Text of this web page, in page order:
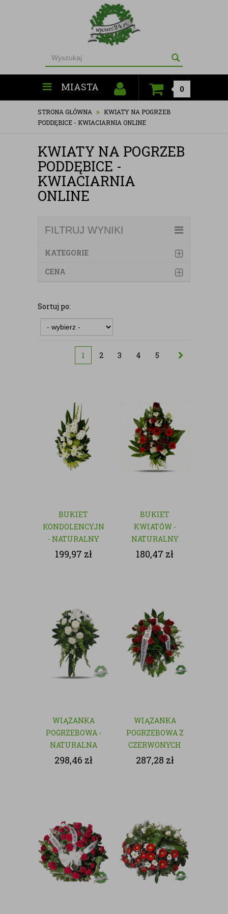
MIASTA 0
STRONA GŁÓWNA
KWIATY NA POGRZEB
PODDĘBICE - KWIACIARNIA ONLINE
KWIATY NA POGRZEB
PODDĘBICE -
KWIACIARNIA
ONLINE
FILTRUJ WYNIKI
KATEGORIE
CENA
Sortuj po:
1 2 3 4 5
BUKIET
KONDOLENCYJNY
- NATURALNY
199,97 zł
BUKIET
KWIATÓW -
NATURALNY
180,47 zł
WIĄZANKA
POGRZEBOWA -
NATURALNA
298,46 zł
WIĄZANKA
POGRZEBOWA Z
CZERWONYCH
KWIATÓW
287,28 zł